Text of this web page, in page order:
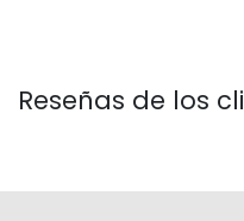
Reseñas de los